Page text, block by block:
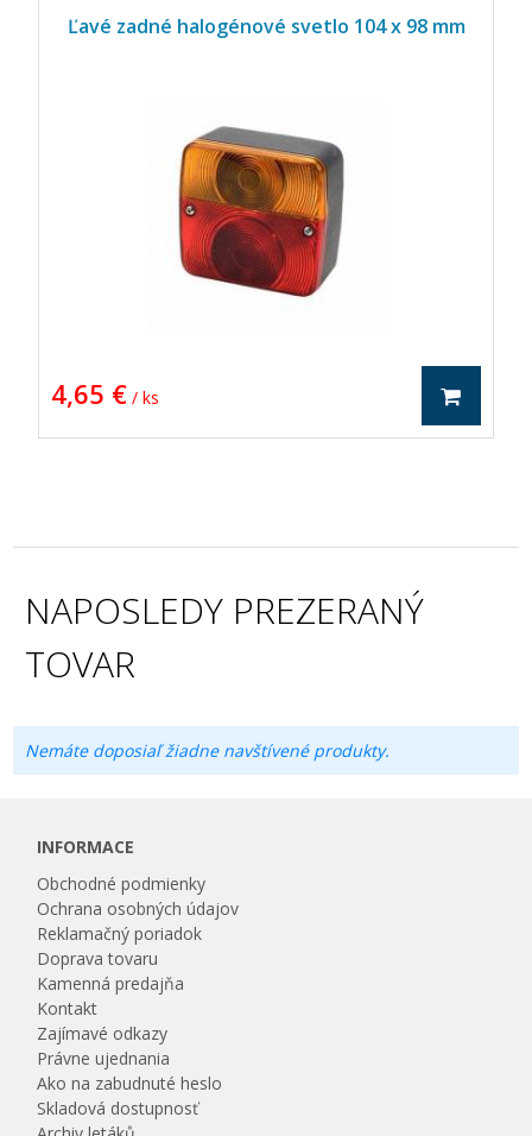
Ľavé zadné halogénové svetlo 104 x 98 mm
4,65 € / ks
NAPOSLEDY PREZERANÝ
TOVAR
Nemáte doposiaľ žiadne navštívené produkty.
INFORMACE
Obchodné podmienky
Ochrana osobných údajov
Reklamačný poriadok
Doprava tovaru
Kamenná predajňa
Kontakt
Zajímavé odkazy
Právne ujednania
Ako na zabudnuté heslo
Skladová dostupnosť